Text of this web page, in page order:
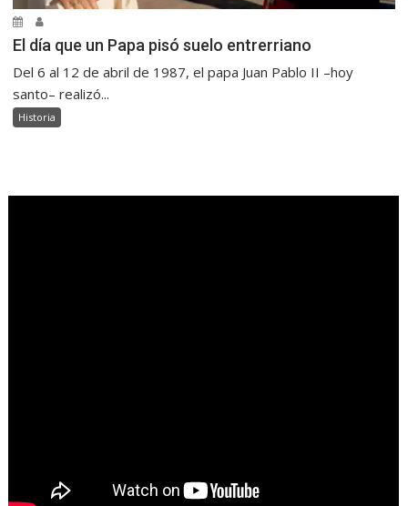
El día que un Papa pisó suelo entrerriano
Del 6 al 12 de abril de 1987, el papa Juan Pablo II –hoy
santo– realizó...
Historia